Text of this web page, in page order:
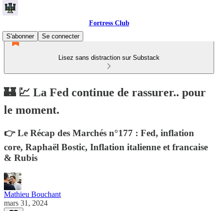
Fortress Club
S'abonner
Se connecter
Lisez sans distraction sur Substack
🏰 💹 La Fed continue de rassurer.. pour
le moment.
👉 Le Récap des Marchés n°177 : Fed, inflation
core, Raphaël Bostic, Inflation italienne et francaise
& Rubis
Mathieu Bouchant
mars 31, 2024